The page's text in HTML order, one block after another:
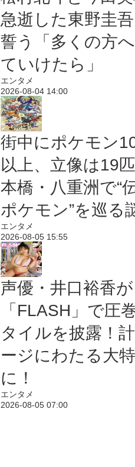
急逝した東野圭
誓う「多くの方
ていけたら」
エンタメ
2026-08-04 14:00
街中にポケモン
以上、立像は19
本橋・八重洲で“
ポケモン”を巡る
エンタメ
2026-08-05 15:55
声優・井口裕香が
「FLASH」で圧
タイルを披露！
ージにわたる大
に！
エンタメ
2026-08-05 07:00